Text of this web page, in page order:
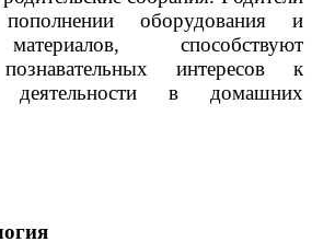
оборудования и
способствуют
интересов к
деятельности в домашних